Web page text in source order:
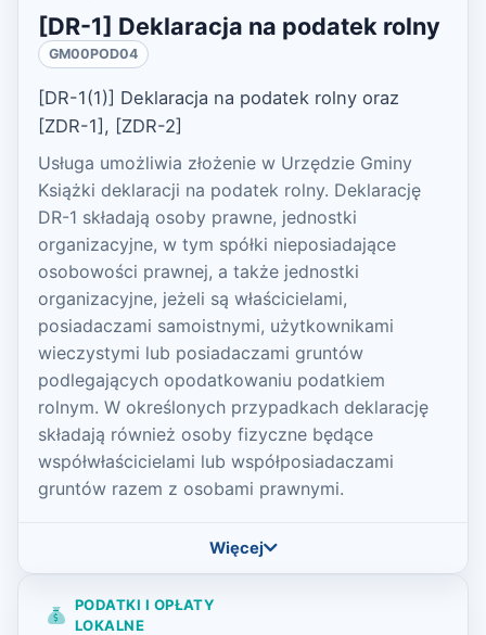
[DR-1] Deklaracja na podatek rolny
GM00POD04
[DR-1(1)] Deklaracja na podatek rolny oraz
[ZDR-1], [ZDR-2]
Usługa umożliwia złożenie w Urzędzie Gminy
Książki deklaracji na podatek rolny. Deklarację
DR-1 składają osoby prawne, jednostki
organizacyjne, w tym spółki nieposiadające
osobowości prawnej, a także jednostki
organizacyjne, jeżeli są właścicielami,
posiadaczami samoistnymi, użytkownikami
wieczystymi lub posiadaczami gruntów
podlegających opodatkowaniu podatkiem
rolnym. W określonych przypadkach deklarację
składają również osoby fizyczne będące
współwłaścicielami lub współposiadaczami
gruntów razem z osobami prawnymi.
Więcej
PODATKI I OPŁATY
LOKALNE